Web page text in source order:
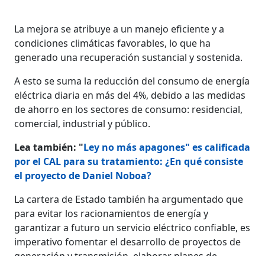
La mejora se atribuye a un manejo eficiente y a
condiciones climáticas favorables, lo que ha
generado una recuperación sustancial y sostenida.
A esto se suma la reducción del consumo de energía
eléctrica diaria en más del 4%, debido a las medidas
de ahorro en los sectores de consumo: residencial,
comercial, industrial y público.
Lea también: "Ley no más apagones" es calificada
por el CAL para su tratamiento: ¿En qué consiste
el proyecto de Daniel Noboa?
La cartera de Estado también ha argumentado que
para evitar los racionamientos de energía y
garantizar a futuro un servicio eléctrico confiable, es
imperativo fomentar el desarrollo de proyectos de